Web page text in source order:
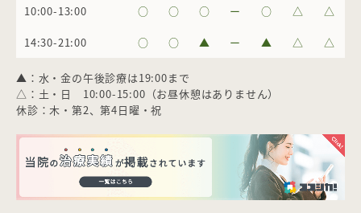
10:00-13:00 ○ ○ ○ ー ○ △ △
14:30-21:00 ○ ○ ▲ ー ▲ △ △
▲：水・金の午後診療は19:00まで
△：土・日 10:00-15:00（お昼休憩はありません）
休診：木・第2、第4日曜・祝